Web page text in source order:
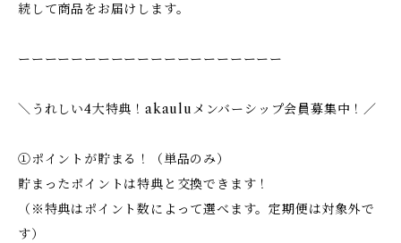
続して商品をお届けします。
ーーーーーーーーーーーーーーーーーーーー
＼うれしい4大特典！akauluメンバーシップ会員募集中！／
①ポイントが貯まる！（単品のみ）
貯まったポイントは特典と交換できます！
（※特典はポイント数によって選べます。定期便は対象外で
す）